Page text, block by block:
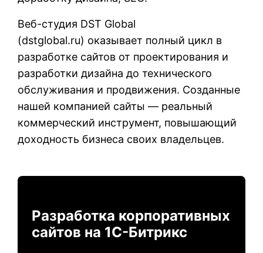
Веб-студия DST Global
(dstglobal.ru) оказывает полный цикл в
разработке сайтов от проектирования и
разработки дизайна до технического
обслуживания и продвижения. Созданные
нашей компанией сайты — реальный
коммерческий инструмент, повышающий
доходность бизнеса своих владельцев.
Разработка корпоративных
сайтов на 1С-Битрикс